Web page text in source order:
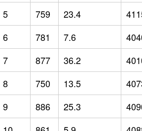
5
759 23.4
6
781 7.6
7
877 36.2
8
750 13.5
9
886 25.3